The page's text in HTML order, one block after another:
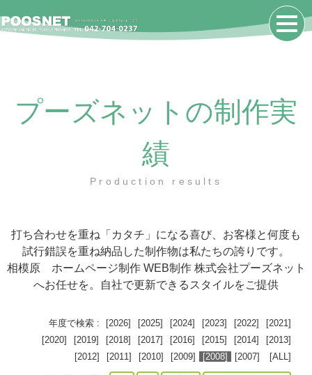
プーズネットの制作実
績
Production results
打ち合わせを重ね「カタチ」になる喜び、お客様と何度も
試行錯誤を重ね納品した制作物は私たちの誇りです。
相模原 ホームページ制作 WEB制作 株式会社プーズネット
へお任せを。自社で更新できるスタイルをご提供
年度で検索 : [2026] [2025] [2024] [2023] [2022]
[2021]
[2020]
[2019] [2018] [2017] [2016] [2015] [2014]
[2013]
[2012]
[2011] [2010] [2009] [2008] [2007] [ALL]